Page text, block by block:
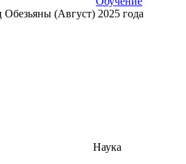
Обезьяны (Август) 2025 года
Наука